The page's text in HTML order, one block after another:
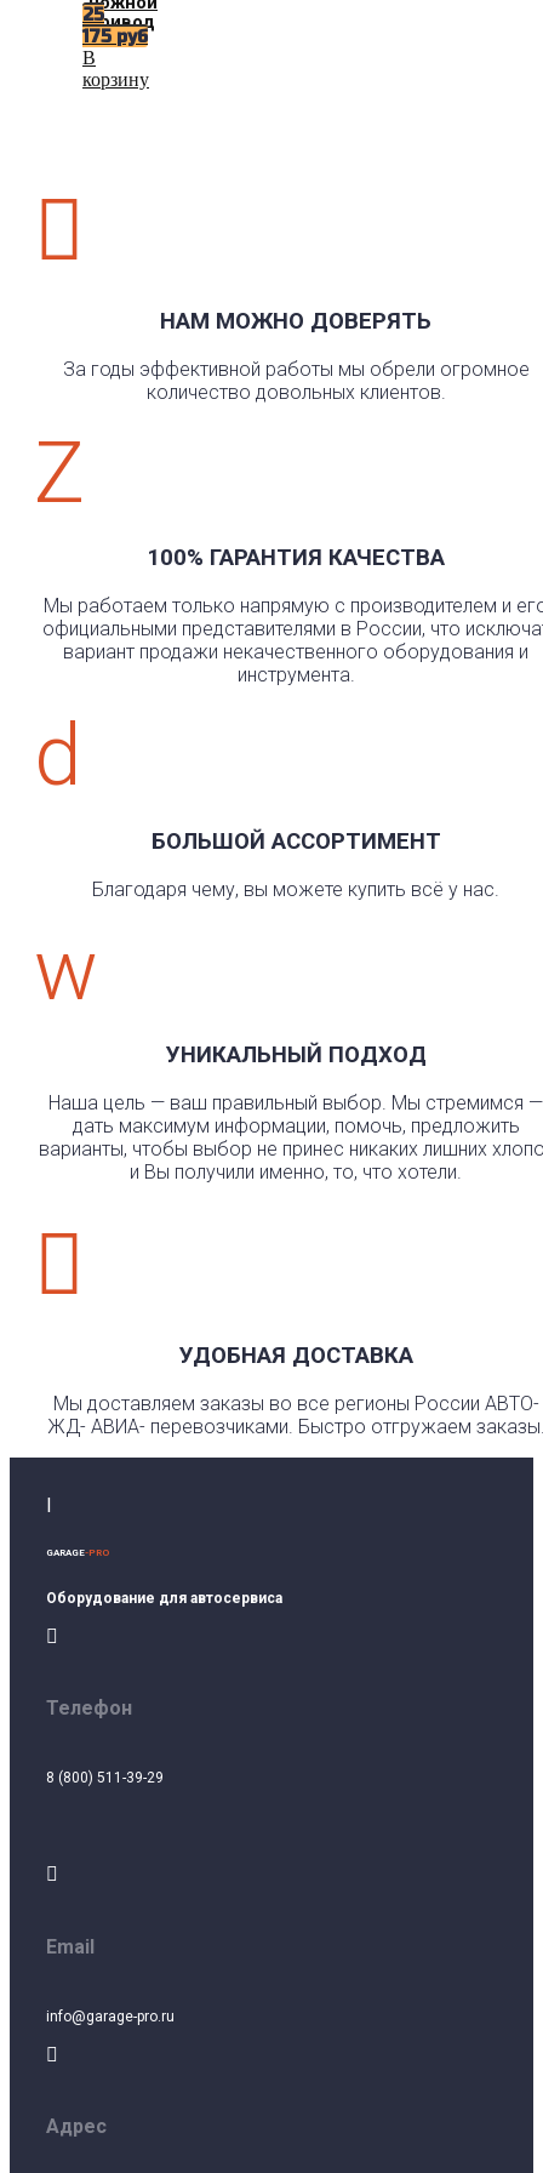
привод
25
175 руб
В
корзину

НАМ МОЖНО ДОВЕРЯТЬ
За годы эффективной работы мы обрели огромное
количество довольных клиентов.
Z
100% ГАРАНТИЯ КАЧЕСТВА
Мы работаем только напрямую с производителем и
официальными представителями в России, что
вариант продажи некачественного оборудования и
инструмента.
d
БОЛЬШОЙ АССОРТИМЕНТ
Благодаря чему, вы можете купить всё у нас.
w
УНИКАЛЬНЫЙ ПОДХОД
Наша цель — ваш правильный выбор. Мы стремимся —
дать максимум информации, помочь, предложить
варианты, чтобы выбор не принес никаких лишних
и Вы получили именно, то, что хотели.

УДОБНАЯ ДОСТАВКА
Мы доставляем заказы во все регионы России АВТО-
ЖД- АВИА- перевозчиками. Быстро отгружаем
I
GARAGE-PRO
Оборудование для автосервиса

Телефон
8 (800) 511-39-29

Email
info@garage-pro.ru

Адрес